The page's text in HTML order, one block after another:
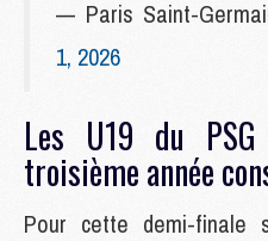
— Paris Saint-
1, 2026
Les U19 du
troisième année
Pour cette demi-finale